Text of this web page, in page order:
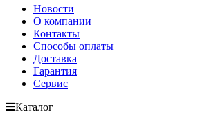
Новости
О компании
Контакты
Способы оплаты
Доставка
Гарантия
Сервис
Каталог